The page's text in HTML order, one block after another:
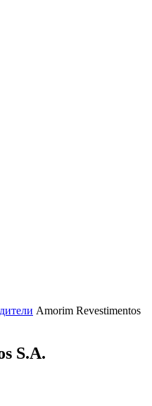
Amorim Revestimentos
S.A.